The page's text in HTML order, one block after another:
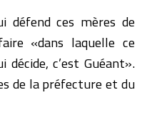
défend ces mères de
«dans laquelle ce
décide, c’est Guéant».
de la préfecture et du